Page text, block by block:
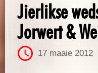
Jierlikse
Jorwert &
17 maaie 2012